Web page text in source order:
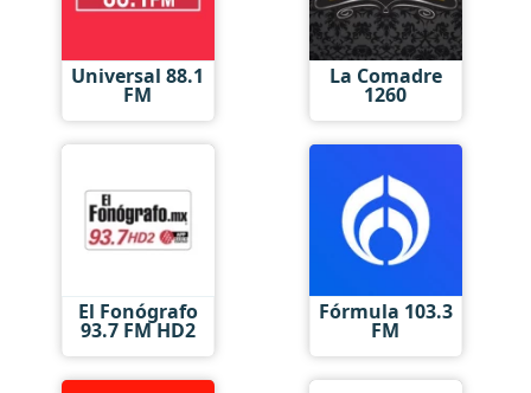
Universal 88.1
FM
La Comadre
1260
El Fonógrafo
93.7 FM HD2
Fórmula 103.3
FM